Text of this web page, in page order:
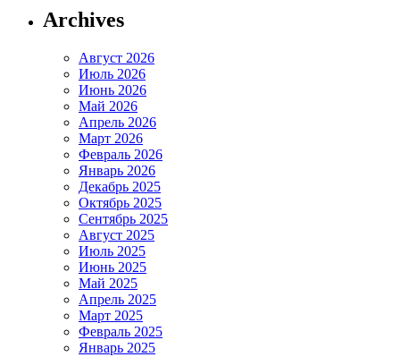
Archives
Август 2026
Июль 2026
Июнь 2026
Май 2026
Апрель 2026
Март 2026
Февраль 2026
Январь 2026
Декабрь 2025
Октябрь 2025
Сентябрь 2025
Август 2025
Июль 2025
Июнь 2025
Май 2025
Апрель 2025
Март 2025
Февраль 2025
Январь 2025